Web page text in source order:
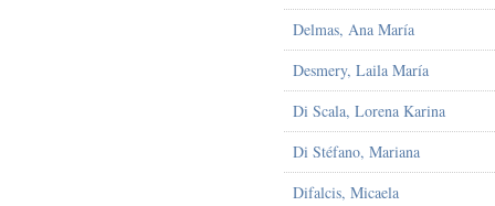
Delmas, Ana María
Desmery, Laila María
Di Scala, Lorena Karina
Di Stéfano, Mariana
Difalcis, Micaela